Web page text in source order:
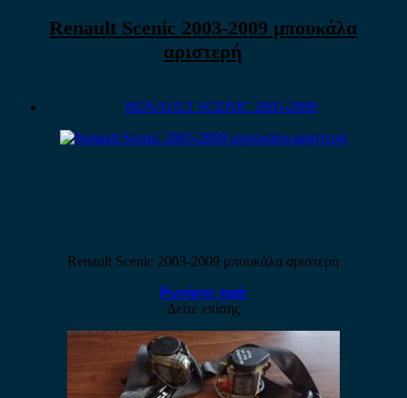
Renault Scenic 2003-2009 μπουκάλα
αριστερή
RENAULT SCENIC 2003-2009
Renault Scenic 2003-2009 μπουκάλα αριστερή
Ρωτήστε τιμή
Δείτε επίσης